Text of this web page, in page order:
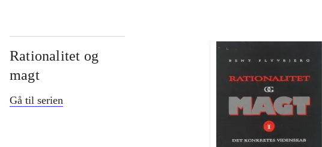
Rationalitet og
magt
Gå til serien